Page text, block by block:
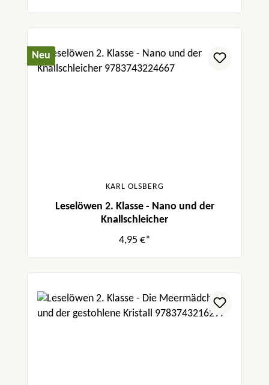
Neu
KARL OLSBERG
Leselöwen 2. Klasse - Nano und der
Knallschleicher
4,95 €*